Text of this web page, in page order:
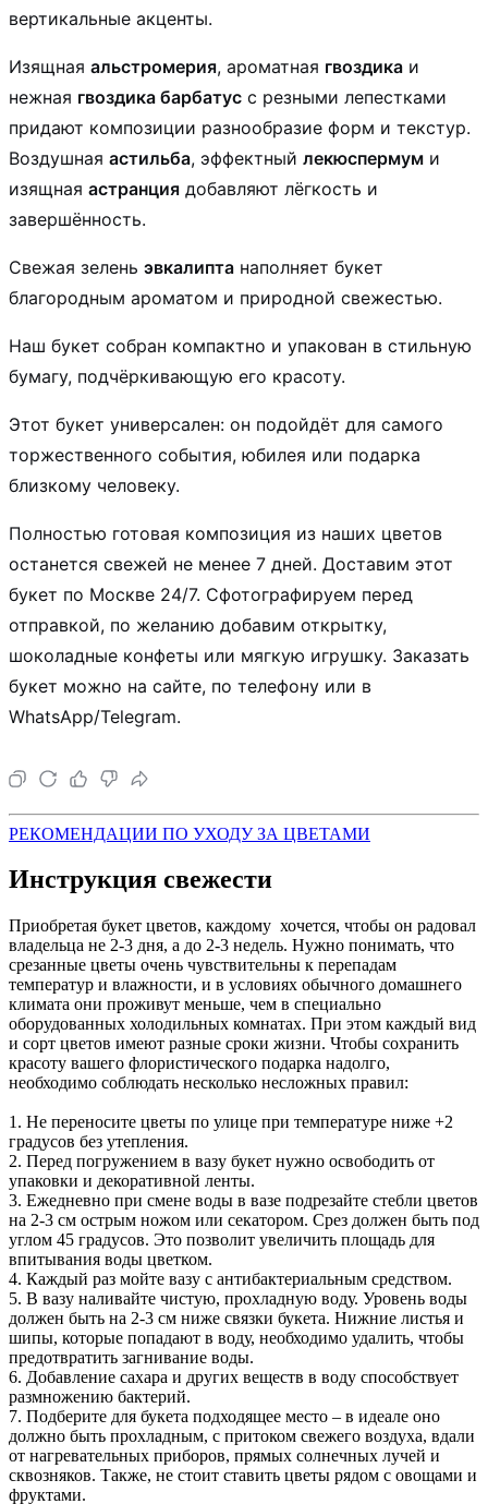
вертикальные акценты.
Изящная альстромерия, ароматная гвоздика и
нежная гвоздика барбатус с резными лепестками
придают композиции разнообразие форм и текстур.
Воздушная астильба, эффектный лекюспермум и
изящная астранция добавляют лёгкость и
завершённость.
Свежая зелень эвкалипта наполняет букет
благородным ароматом и природной свежестью.
Наш букет собран компактно и упакован в стильную
бумагу, подчёркивающую его красоту.
Этот букет универсален: он подойдёт для самого
торжественного события, юбилея или подарка
близкому человеку.
Полностью готовая композиция из наших цветов
останется свежей не менее 7 дней. Доставим этот
букет по Москве 24/7. Сфотографируем перед
отправкой, по желанию добавим открытку,
шоколадные конфеты или мягкую игрушку. Заказать
букет можно на сайте, по телефону или в
WhatsApp/Telegram.
РЕКОМЕНДАЦИИ ПО УХОДУ ЗА ЦВЕТАМИ
Инструкция свежести
Приобретая букет цветов, каждому хочется, чтобы он радовал
владельца не 2-3 дня, а до 2-3 недель. Нужно понимать, что
срезанные цветы очень чувствительны к перепадам
температур и влажности, и в условиях обычного домашнего
климата они проживут меньше, чем в специально
оборудованных холодильных комнатах. При этом каждый вид
и сорт цветов имеют разные сроки жизни. Чтобы сохранить
красоту вашего флористического подарка надолго,
необходимо соблюдать несколько несложных правил:
1. Не переносите цветы по улице при температуре ниже +2
градусов без утепления.
2. Перед погружением в вазу букет нужно освободить от
упаковки и декоративной ленты.
3. Ежедневно при смене воды в вазе подрезайте стебли цветов
на 2-3 см острым ножом или секатором. Срез должен быть под
углом 45 градусов. Это позволит увеличить площадь для
впитывания воды цветком.
4. Каждый раз мойте вазу с антибактериальным средством.
5. В вазу наливайте чистую, прохладную воду. Уровень воды
должен быть на 2-3 см ниже связки букета. Нижние листья и
шипы, которые попадают в воду, необходимо удалить, чтобы
предотвратить загнивание воды.
6. Добавление сахара и других веществ в воду способствует
размножению бактерий.
7. Подберите для букета подходящее место – в идеале оно
должно быть прохладным, с притоком свежего воздуха, вдали
от нагревательных приборов, прямых солнечных лучей и
сквозняков. Также, не стоит ставить цветы рядом с овощами и
фруктами.